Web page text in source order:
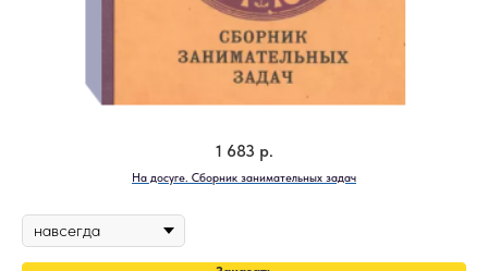
На досуге. Сборник занимательных задач
1 683 р.